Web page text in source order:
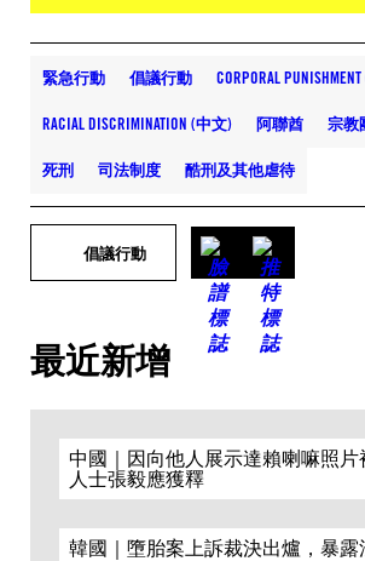
緊急行動 倡議行動 CORPORAL
RACIAL DISCRIMINATION (中文) 阿聯酋 宗教
死刑 司法制度 酷刑及其他虐待
倡議行動
最近新增
中國｜因向他人展示達賴喇嘛照片
人士張毅應獲釋
韓國｜墮胎案上訴裁決出爐，暴露